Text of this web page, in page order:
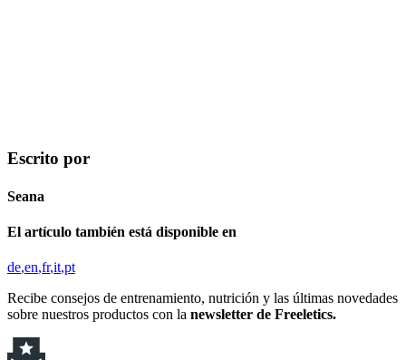
Escrito por
Seana
El artículo también está disponible en
de en fr it pt
Recibe consejos de entrenamiento, nutrición y las últimas novedades
sobre nuestros productos con la newsletter de Freeletics.